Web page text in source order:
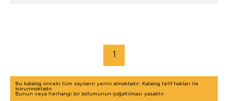
1
Bu katalog önceki tüm sayıların yerini almaktadır. Katalog telif hakları ile
korunmaktadır.
Bunun veya herhangi bir bölümünün çoğaltılması yasaktır.